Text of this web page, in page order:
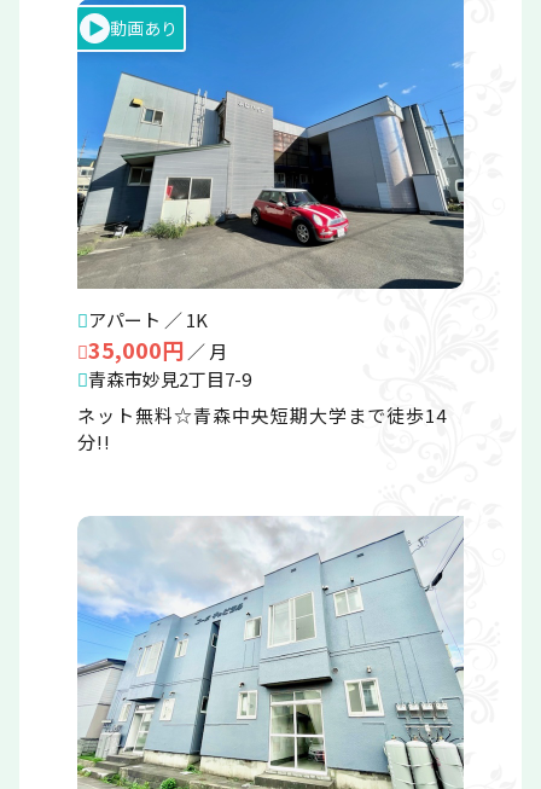
動画あり
アパート ／ 1K
35,000円 ／ 月
青森市妙見2丁目7-9
ネット無料☆青森中央短期大学まで徒歩14
分!!